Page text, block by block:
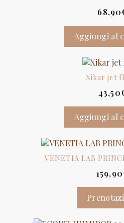
68,90
Aggiungi al
Xikar jet
43,50
Aggiungi al
VENETIA LAB
159,90